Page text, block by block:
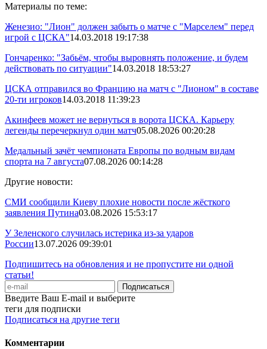
Материалы по теме:
Женезио: "Лион" должен забыть о матче с "Марселем" перед
игрой с ЦСКА"14.03.2018 19:17:38
Гончаренко: "Забьём, чтобы выровнять положение, и будем
действовать по ситуации"14.03.2018 18:53:27
ЦСКА отправился во Францию на матч с "Лионом" в составе
20-ти игроков14.03.2018 11:39:23
Акинфеев может не вернуться в ворота ЦСКА. Карьеру
легенды перечеркнул один матч05.08.2026 00:20:28
Медальный зачёт чемпионата Европы по водным видам
спорта на 7 августа07.08.2026 00:14:28
Другие новости:
СМИ сообщили Киеву плохие новости после жёсткого
заявления Путина03.08.2026 15:53:17
У Зеленского случилась истерика из-за ударов
России13.07.2026 09:39:01
Подпишитесь на обновления и не пропустите ни одной
статьи!
Введите Ваш E-mail и выберите
теги для подписки
Подписаться на другие теги
Комментарии